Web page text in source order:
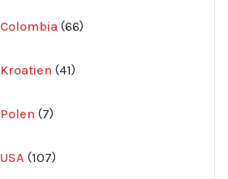
Colombia 66
produkter
Kroatien 41
produkter
Polen 7
produkter
USA 107
produkter